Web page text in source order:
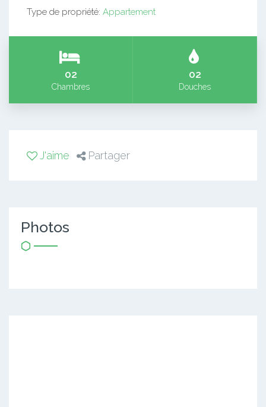
Type de propriété: Appartement
02
Chambres
02
Douches
J'aime Partager
Photos